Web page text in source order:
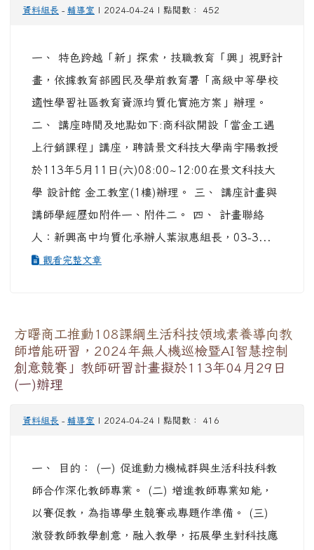
資料組長 - 輔導室 | 2024-04-24 | 點閱數： 452
一、 特色跨越「新」探索，技職教育「興」視野計
畫，依據教育部國民及學前教育署「高級中等學校
適性學習社區教育資源均質化實施方案」辦理。
二、 講座時間及地點如下:商科欲開設「當金工遇
上行銷課程」講座，聘請景文科技大學南宇陽教授
於113年5月11日(六)08:00~12:00在景文科技大
學 設計館 金工教室(1樓)辦理。 三、 講座計畫與
講師學經歷如附件一、附件二。 四、 計畫聯絡
人：新興高中均質化承辦人葉淑惠組長，03-3...
觀看完整文章
方曙商工推動108課綱生活科技領域素養導向教
師增能研習，2024年無人機巡檢暨AI智慧控制
創意競賽」教師研習計畫擬於113年04月29日
(一)辦理
資料組長 - 輔導室 | 2024-04-24 | 點閱數： 416
一、 目的： (一) 促進動力機械群與生活科技科教
師合作深化教師專業。 (二) 增進教師專業知能，
以賽促教，為指導學生競賽或專題作準備。 (三)
激發教師教學創意，融入教學，拓展學生對科技應